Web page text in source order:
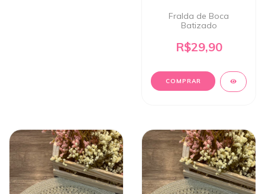
Fralda de Boca
Batizado
R$29,90